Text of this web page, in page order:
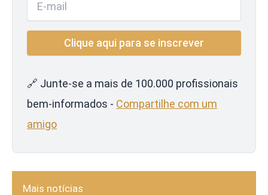
🔗 Junte-se a mais de 100.000 profissionais
bem-informados - Compartilhe com um
amigo
Mais notícias